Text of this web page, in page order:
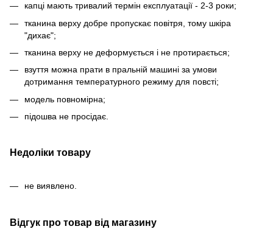
капці мають тривалий термін експлуатації - 2-3 роки;
тканина верху добре пропускає повітря, тому шкіра
"дихає";
тканина верху не деформується і не протирається;
взуття можна прати в пральній машині за умови
дотримання температурного режиму для повсті;
модель повномірна;
підошва не просідає.
Недоліки товару
не виявлено.
Відгук про товар від магазину